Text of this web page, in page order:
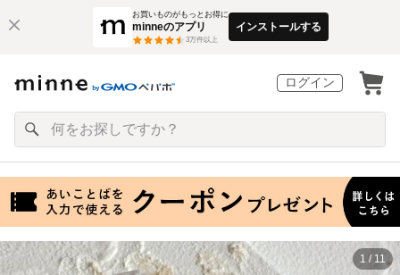
お買いものがもっとお得に
minneのアプリ
3万件以上
インストールする
ログイン
1 / 11